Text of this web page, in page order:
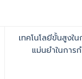
เทคโนโลยีขั้นสูงใ
แม่นยำในการ